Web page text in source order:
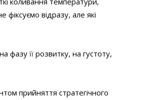
фіксуємо відразу, але які
фазу її розвитку, на густоту,
прийняття стратегічного